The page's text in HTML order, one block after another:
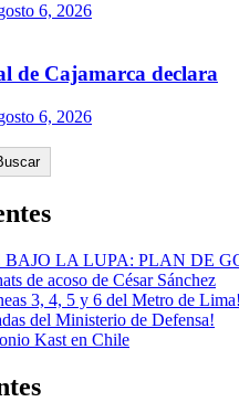
6, 2026
de Cajamarca declara
6, 2026
LA LUPA: PLAN DE
de acoso de César Sánchez
3, 4, 5 y 6 del Metro de Lima!
del Ministerio de Defensa!
Kast en Chile